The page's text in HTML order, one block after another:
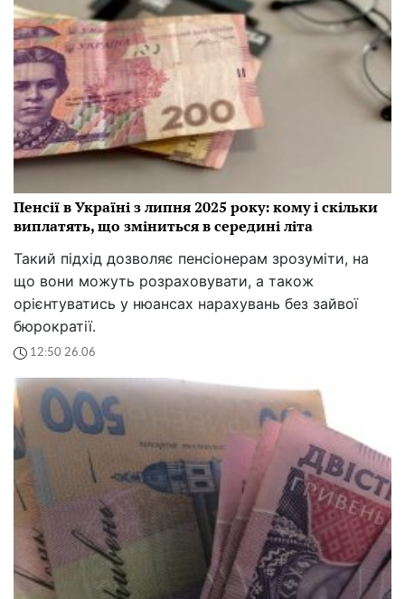
Пенсії в Україні з липня 2025 року: кому і скільки
виплатять, що зміниться в середині літа
Такий підхід дозволяє пенсіонерам зрозуміти, на
що вони можуть розраховувати, а також
орієнтуватись у нюансах нарахувань без зайвої
бюрократії.
12:50 26.06